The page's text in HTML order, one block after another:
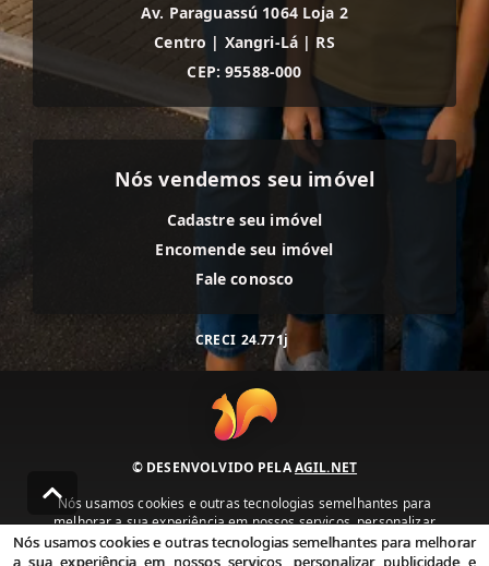
Av. Paraguassú 1064 Loja 2
Centro | Xangri-Lá | RS
CEP: 95588-000
Nós vendemos seu imóvel
Cadastre seu imóvel
Encomende seu imóvel
Fale conosco
CRECI 24.771j
© DESENVOLVIDO PELAAGIL.NET
Nós usamos cookies e outras tecnologias semelhantes para
melhorar a sua experiência em nossos serviços, personalizar
publicidade e recomendar conteúdo de seu interesse. Ao utilizar
nossos serviços, você concorda com nossa política de privacidade e
Nós usamos cookies e outras tecnologias semelhantes para melhorar
a sua experiência em nossos serviços, personalizar publicidade e